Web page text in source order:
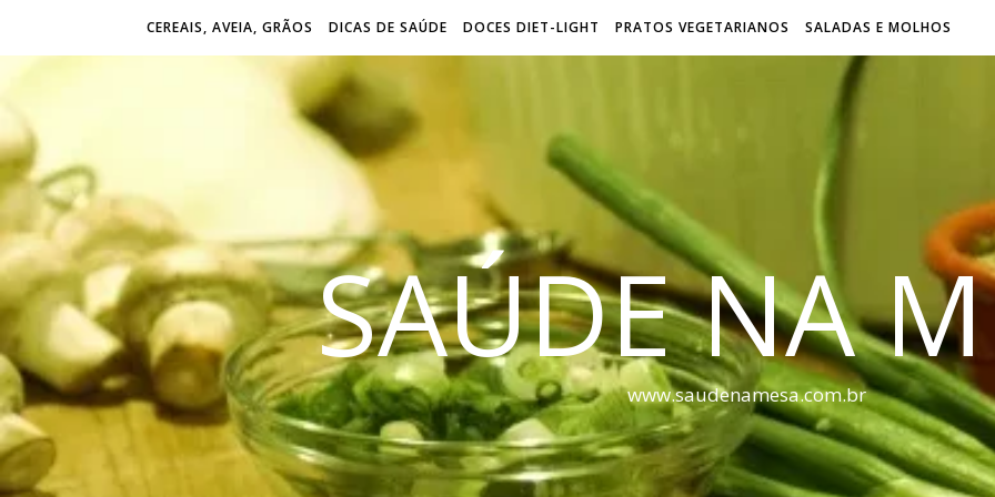
CEREAIS, AVEIA, GRÃOS DICAS DE SAÚDE DOCES DIET-LIGHT PRATOS VEGETARIANOS SALADAS E MOLHOS
SAÚDE NA
www.saudenamesa.com.br